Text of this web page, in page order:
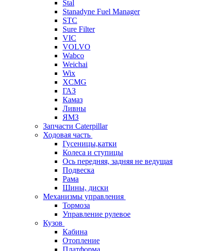
Stal
Stanadyne Fuel Manager
STC
Sure Filter
VIC
VOLVO
Wabco
Weichai
Wix
XCMG
ГАЗ
Камаз
Ливны
ЯМЗ
Запчасти Caterpillar
Ходовая часть
Гусеницы,катки
Колеса и ступицы
Ось передняя, задняя не ведущая
Подвеска
Рама
Шины, диски
Механизмы управления
Тормоза
Управление рулевое
Кузов
Кабина
Отопление
Платформа